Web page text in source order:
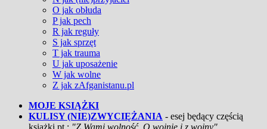
O jak obłuda
P jak pech
R jak reguły
S jak sprzęt
T jak trauma
U jak uposażenie
W jak wolne
Z jak zAfganistanu.pl
MOJE KSIĄŻKI
KULISY (NIE)ZWYCIĘŻANIA - esej będący częścią
książki pt.: "Z Wami wolność. O wojnie i z wojny"